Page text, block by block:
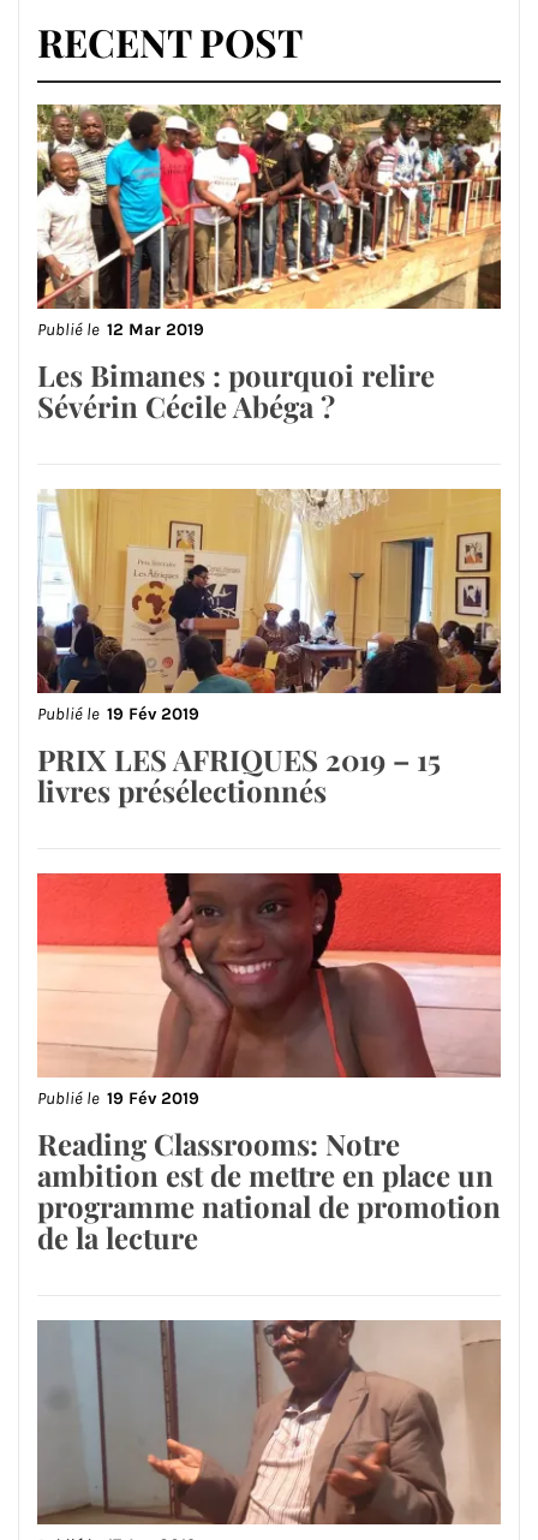
RECENT POST
Publié le 12 Mar 2019
Les Bimanes : pourquoi relire
Sévérin Cécile Abéga ?
Publié le 19 Fév 2019
PRIX LES AFRIQUES 2019 – 15
livres présélectionnés
Publié le 19 Fév 2019
Reading Classrooms: Notre
ambition est de mettre en place un
programme national de promotion
de la lecture